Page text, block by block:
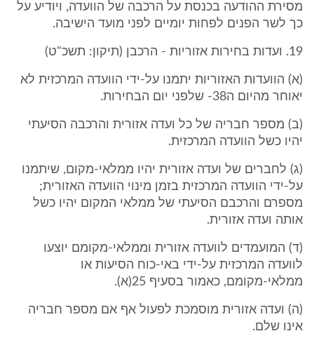
מסירת ההודעה בכנסת על הרכבה של הוועדה, ויודיע על
כך לשר הפנים לפחות יומיים לפני מועד הישיבה.
19. ועדות בחירות אזוריות - הרכבן (תיקון: תשכ"ט)
(א) הוועדות האזוריות יתמנו על-ידי הוועדה המרכזית לא
יאוחר מהיום ה38- שלפני יום הבחירות.
(ב) מספר חבריה של כל ועדה אזורית והרכבה הסיעתי
יהיו כשל הוועדה המרכזית.
(ג) לחברים של ועדה אזורית יהיו ממלאי-מקום, שיתמנו
על-ידי הוועדה המרכזית בזמן מינוי הוועדה האזורית;
מספרם והרכבם הסיעתי של ממלאי המקום יהיו כשל
אותה ועדה אזורית.
(ד) המועמדים לוועדה אזורית וממלאי-מקומם יוצעו
לוועדה המרכזית על-ידי באי-כוח הסיעות או
ממלאי-מקומם, כאמור בסעיף 25(א).
(ה) ועדה אזורית מוסמכת לפעול אף אם מספר חבריה
אינו שלם.